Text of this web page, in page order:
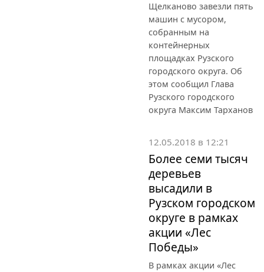
Щелканово завезли пять
машин с мусором,
собранным на
контейнерных
площадках Рузского
городского округа. Об
этом сообщил Глава
Рузского городского
округа Максим Тарханов
12.05.2018 в 12:21
Более семи тысяч
деревьев
высадили в
Рузском городском
округе в рамках
акции «Лес
Победы»
В рамках акции «Лес